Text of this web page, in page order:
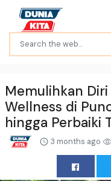
Memulihkan
Wellness di
hingga Perbaiki
3 months ago